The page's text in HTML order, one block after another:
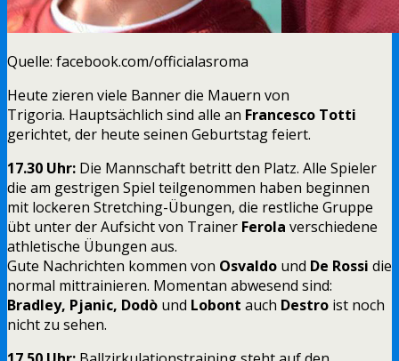
Quelle: facebook.com/officialasroma
Heute zieren viele Banner die Mauern von
Trigoria. Hauptsächlich sind alle an Francesco Totti
gerichtet, der heute seinen Geburtstag feiert.
17.30 Uhr: Die Mannschaft betritt den Platz. Alle Spieler
die am gestrigen Spiel teilgenommen haben beginnen
mit lockeren Stretching-Übungen, die restliche Gruppe
übt unter der Aufsicht von Trainer Ferola verschiedene
athletische Übungen aus.
Gute Nachrichten kommen von Osvaldo und De Rossi die
normal mittrainieren. Momentan abwesend sind:
Bradley, Pjanic, Dodò und Lobont auch Destro ist noch
nicht zu sehen.